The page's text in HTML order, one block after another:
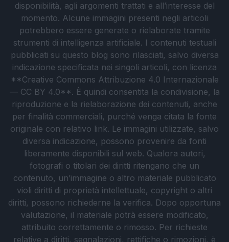
disponibilità, agli argomenti trattati e all’interesse del
momento. Alcune immagini presenti negli articoli
potrebbero essere generate o rielaborate tramite
strumenti di intelligenza artificiale. I contenuti testuali
pubblicati su questo blog sono rilasciati, salvo diversa
indicazione specificata nei singoli articoli, con licenza
**Creative Commons Attribuzione 4.0 Internazionale
— CC BY 4.0**. È quindi consentita la condivisione, la
riproduzione e la rielaborazione dei contenuti, anche
per finalità commerciali, purché venga citata la fonte
originale con relativo link. Le immagini utilizzate, salvo
diversa indicazione, possono provenire da fonti
liberamente disponibili sul web. Qualora autori,
fotografi o titolari dei diritti ritengano che un
contenuto, un’immagine o altro materiale pubblicato
violi diritti di proprietà intellettuale, copyright o altri
diritti, possono richiederne la verifica. Dopo opportuna
valutazione, il materiale potrà essere modificato,
attribuito correttamente o rimosso. Per richieste
relative a diritti, segnalazioni, rettifiche o rimozioni, è